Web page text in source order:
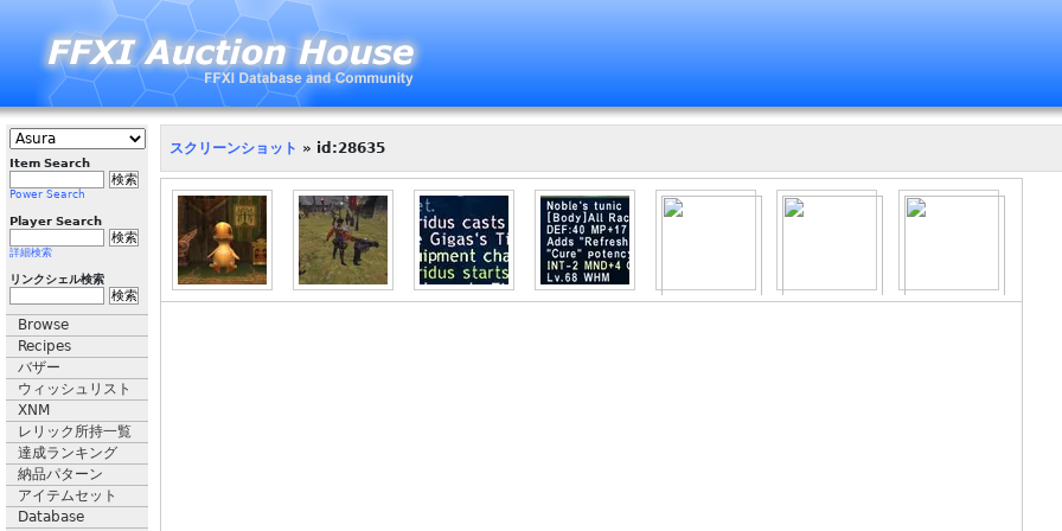
Item Search
Power Search
Player Search
詳細検索
リンクシェル検索
Browse
Recipes
バザー
ウィッシュリスト
XNM
レリック所持一覧
達成ランキング
納品パターン
アイテムセット
Database
スクリーンショット » id:28635